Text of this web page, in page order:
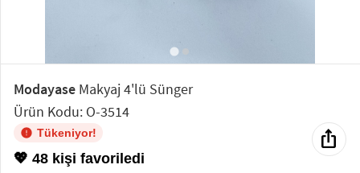
Modayase Makyaj 4'lü Sünger
Ürün Kodu: O-3514
Tükeniyor!
💖 48 kişi favoriledi
ios_share